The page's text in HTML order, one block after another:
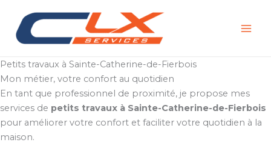
contenu
Petits travaux à Sainte-Catherine-de-Fierbois
Mon métier, votre confort au quotidien
En tant que professionnel de proximité, je propose mes
services de petits travaux à Sainte-Catherine-de-Fierbois
pour améliorer votre confort et faciliter votre quotidien à la
maison.